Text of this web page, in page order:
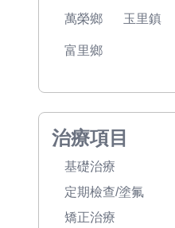
萬榮鄉 玉里鎮
富里鄉
治療項目
基礎治療
定期檢查/塗氟
矯正治療